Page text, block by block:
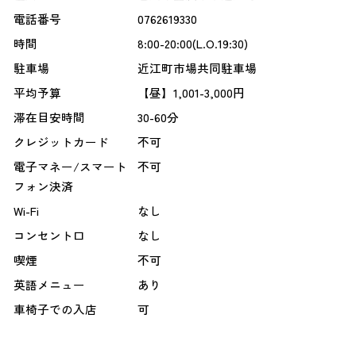
電話番号
0762619330
時間
8:00-20:00(L.O.19:30)
駐車場
近江町市場共同駐車場
平均予算
【昼】1,001-3,000円
滞在目安時間
30-60分
クレジットカード
不可
電子マネー/スマート
フォン決済
不可
Wi-Fi
なし
コンセント口
なし
喫煙
不可
英語メニュー
あり
車椅子での入店
可